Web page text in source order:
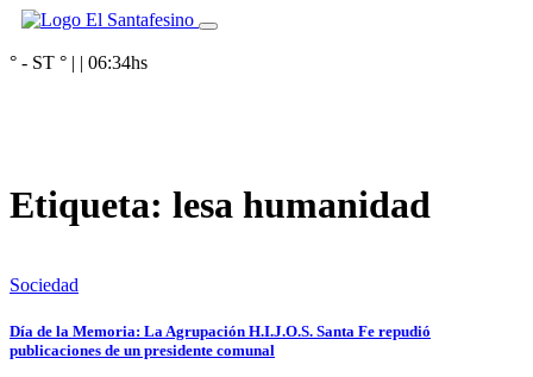
° - ST ° | | 06:34hs
Etiqueta: lesa humanidad
Sociedad
Día de la Memoria: La Agrupación H.I.J.O.S. Santa Fe repudió
publicaciones de un presidente comunal